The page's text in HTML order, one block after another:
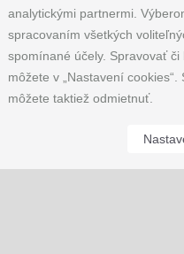
Česká republika
IČ: 65781741
Tel: +420 733 121 753
analytickými partnermi.
spracovaním všetkých
spomínané účely. Spravovať
môžete v „Nastavení
môžete taktiež odmietnuť.